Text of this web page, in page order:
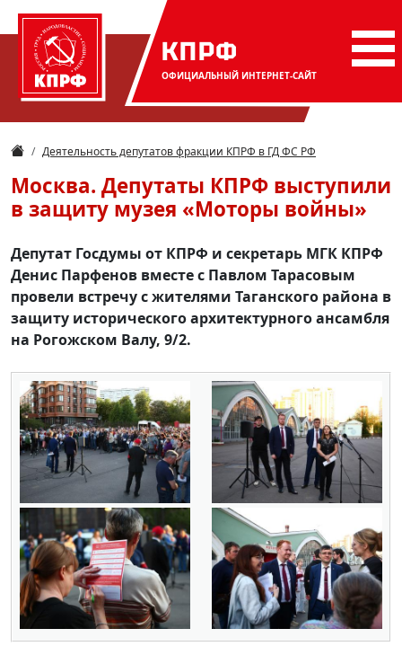
КПРФ
ОФИЦИАЛЬНЫЙ ИНТЕРНЕТ-САЙТ
Деятельность депутатов фракции КПРФ в ГД ФС РФ
Москва. Депутаты КПРФ выступили
в защиту музея «Моторы войны»
Депутат Госдумы от КПРФ и секретарь МГК КПРФ
Денис Парфенов вместе с Павлом Тарасовым
провели встречу с жителями Таганского района в
защиту исторического архитектурного ансамбля
на Рогожском Валу, 9/2.